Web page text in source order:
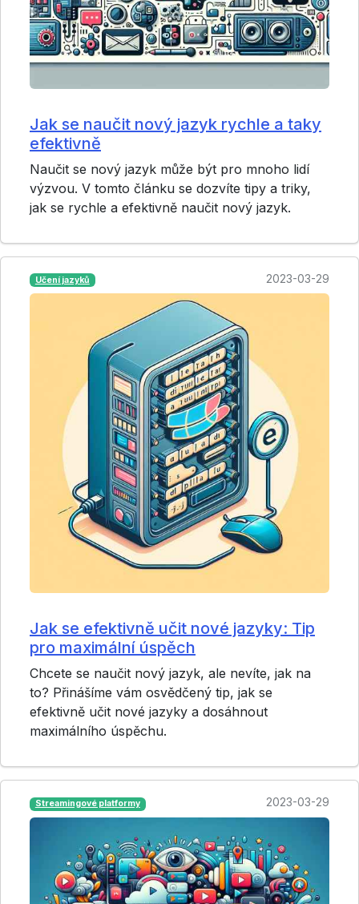
Jak se naučit nový jazyk rychle a taky
efektivně
Naučit se nový jazyk může být pro mnoho lidí
výzvou. V tomto článku se dozvíte tipy a triky,
jak se rychle a efektivně naučit nový jazyk.
Učení jazyků 2023-03-29
Jak se efektivně učit nové jazyky: Tip
pro maximální úspěch
Chcete se naučit nový jazyk, ale nevíte, jak na
to? Přinášíme vám osvědčený tip, jak se
efektivně učit nové jazyky a dosáhnout
maximálního úspěchu.
Streamingové platformy 2023-03-29